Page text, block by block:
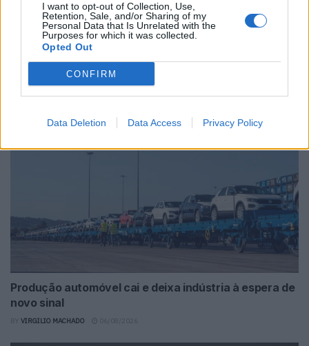
I want to opt-out of Collection, Use,
Retention, Sale, and/or Sharing of my
Personal Data that Is Unrelated with the
Purposes for which it was collected.
Opted Out
CONFIRM
Data Deletion Data Access Privacy Policy
Novo Bugatti Destrier mostra que o W16
ainda não acabou
Produção automóvel cai e deixa indústria à espera de
novo sinal
VIRGILIO MACHADO